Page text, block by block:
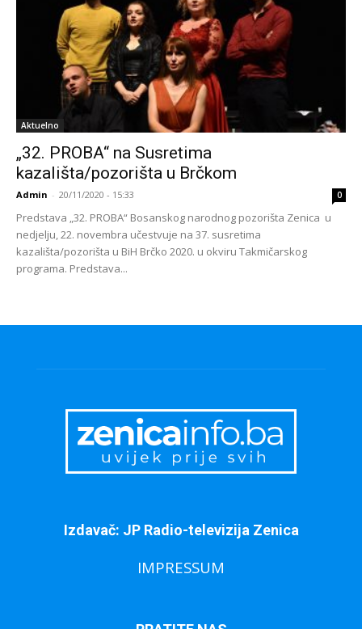
Aktuelno
„32. PROBA“ na Susretima
kazališta/pozorišta u Brčkom
Admin - 20/11/2020 - 15:33 0
Predstava „32. PROBA“ Bosanskog narodnog pozorišta Zenica u
nedjelju, 22. novembra učestvuje na 37. susretima
kazališta/pozorišta u BiH Brčko 2020. u okviru Takmičarskog
programa. Predstava...
Izdavač: JP Radio-televizija Zenica
IMPRESSUM